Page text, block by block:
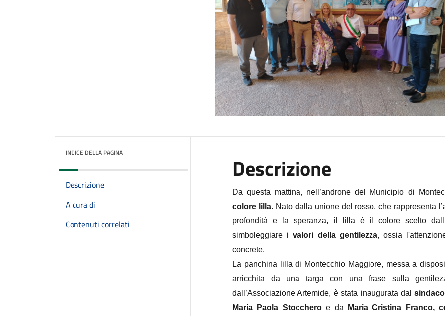
INDICE DELLA PAGINA
Descrizione
A cura di
Contenuti correlati
Descrizione
Da questa mattina, nell’androne del Municipio di
colore lilla. Nato dalla unione del rosso, che rappresenta
profondità e la speranza, il lilla è il colore scelto
simboleggiare ivalori della gentilezza, ossia
concrete.
La panchina lilla di Montecchio Maggiore, messa a
arricchita da una targa con una frase sulla
dall’Associazione Artemide, è stata inaugurata dal
Maria Paola Stoccheroe da
Maria Cristina Franco,